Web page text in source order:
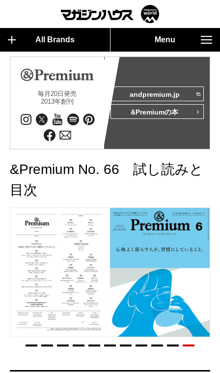
All Brands Menu
毎月20日発売
2013年創刊
andpremium.jp
&Premiumの本
&Premium No. 66 試し読みと
目次